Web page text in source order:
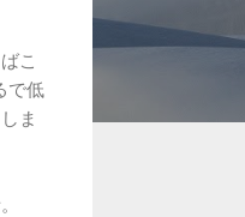
こ
で低
ま